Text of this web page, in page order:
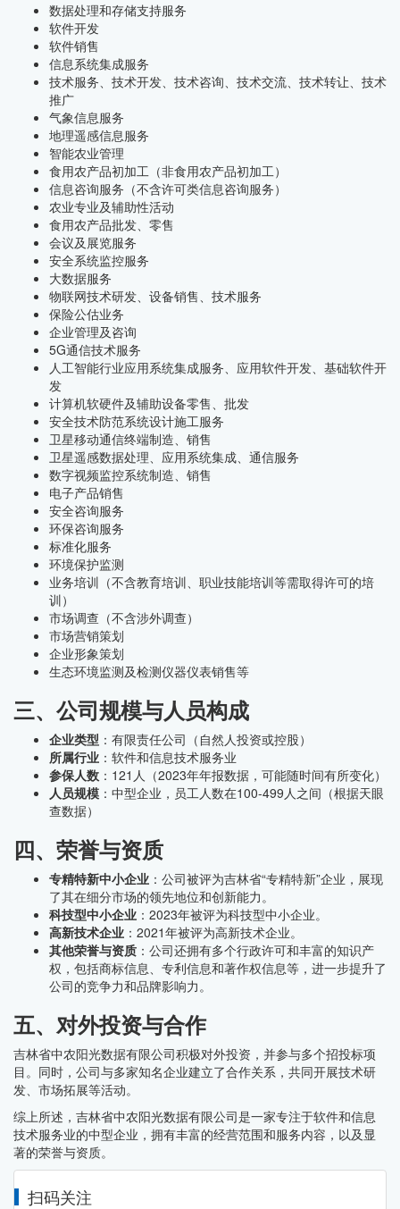
数据处理和存储支持服务
软件开发
软件销售
信息系统集成服务
技术服务、技术开发、技术咨询、技术交流、技术转让、技术
推广
气象信息服务
地理遥感信息服务
智能农业管理
食用农产品初加工（非食用农产品初加工）
信息咨询服务（不含许可类信息咨询服务）
农业专业及辅助性活动
食用农产品批发、零售
会议及展览服务
安全系统监控服务
大数据服务
物联网技术研发、设备销售、技术服务
保险公估业务
企业管理及咨询
5G通信技术服务
人工智能行业应用系统集成服务、应用软件开发、基础软件开
发
计算机软硬件及辅助设备零售、批发
安全技术防范系统设计施工服务
卫星移动通信终端制造、销售
卫星遥感数据处理、应用系统集成、通信服务
数字视频监控系统制造、销售
电子产品销售
安全咨询服务
环保咨询服务
标准化服务
环境保护监测
业务培训（不含教育培训、职业技能培训等需取得许可的培
训）
市场调查（不含涉外调查）
市场营销策划
企业形象策划
生态环境监测及检测仪器仪表销售等
三、公司规模与人员构成
企业类型 ：有限责任公司（自然人投资或控股）
所属行业 ：软件和信息技术服务业
参保人数 ：121人（2023年年报数据，可能随时间有所变化）
人员规模 ：中型企业，员工人数在100-499人之间（根据天眼
查数据）
四、荣誉与资质
专精特新中小企业 ：公司被评为吉林省“专精特新”企业，展现
了其在细分市场的领先地位和创新能力。
科技型中小企业 ：2023年被评为科技型中小企业。
高新技术企业 ：2021年被评为高新技术企业。
其他荣誉与资质 ：公司还拥有多个行政许可和丰富的知识产
权，包括商标信息、专利信息和著作权信息等，进一步提升了
公司的竞争力和品牌影响力。
五、对外投资与合作
吉林省中农阳光数据有限公司积极对外投资，并参与多个招投标项
目。同时，公司与多家知名企业建立了合作关系，共同开展技术研
发、市场拓展等活动。
综上所述，吉林省中农阳光数据有限公司是一家专注于软件和信息
技术服务业的中型企业，拥有丰富的经营范围和服务内容，以及显
著的荣誉与资质。
扫码关注